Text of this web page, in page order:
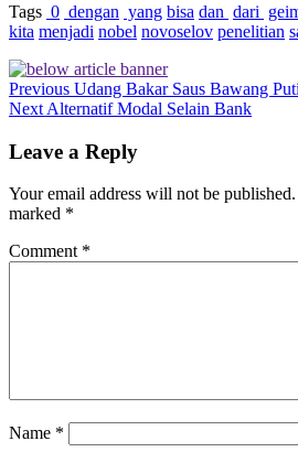
Tags 0 dengan yang bisa dan dari
kita menjadi nobel novoselov penelitian
Previous Udang Bakar Saus Bawang
Next Alternatif Modal Selain Bank
Leave a Reply
Your email address will not be published.
marked *
Comment *
Name *